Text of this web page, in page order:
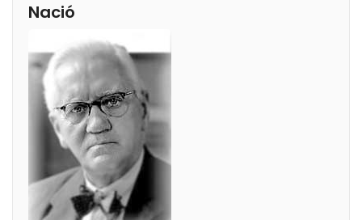
Nació